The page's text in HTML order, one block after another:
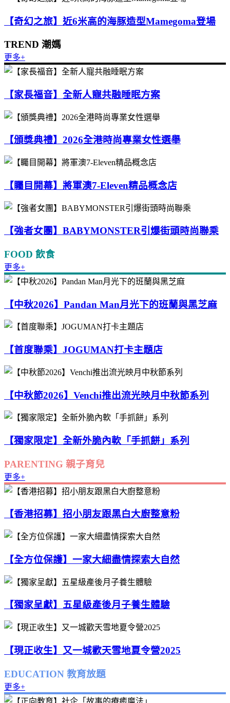
【奇幻之旅】近6米高的海豚造型Mamegoma登場
TREND 潮媽
更多+
【家長福音】全新人寵共融睡眠方案
【頒獎典禮】2026全港時尚專業女性選舉
【矚目開幕】將軍澳7-Eleven精品概念店
【強者女團】BABYMONSTER引爆街頭時尚聯乘
FOOD 飲食
更多+
【中秋2026】Pandan Man月光下的班蘭與黑芝麻
【首度聯乘】JOGUMAN打卡主題店
【中秋節2026】Venchi推出流光映月中秋節系列
【獨家限定】全新外脆內軟「手抓餅」系列
PARENTING 親子育兒
更多+
【香港招募】招小朋友跟黑白大廚整意粉
【全方位保護】一家大細盡情探索大自然
【獨家呈獻】五星級產後月子養生體驗
【現正收生】又一城歡天雪地夏令營2025
EDUCATION 教育放題
更多+